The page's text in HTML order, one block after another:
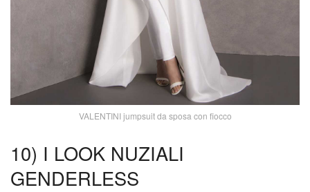
VALENTINI jumpsuit da sposa con fiocco
10) I LOOK NUZIALI
GENDERLESS